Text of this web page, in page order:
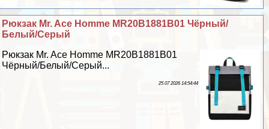
Рюкзак Mr. Ace Homme MR20B1881B01 Чёрный/
Белый/Серый
Рюкзак Mr. Ace Homme MR20B1881B01
Чёрный/Белый/Серый...
25 07 2026 14:54:44